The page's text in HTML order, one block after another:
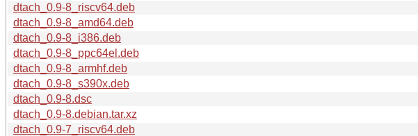
dtach_0.9-8_riscv64.deb
dtach_0.9-8_amd64.deb
dtach_0.9-8_i386.deb
dtach_0.9-8_ppc64el.deb
dtach_0.9-8_armhf.deb
dtach_0.9-8_s390x.deb
dtach_0.9-8.dsc
dtach_0.9-8.debian.tar.xz
dtach_0.9-7_riscv64.deb